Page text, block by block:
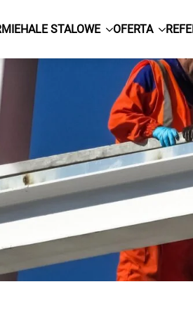
HALE STALOWE OFERTA